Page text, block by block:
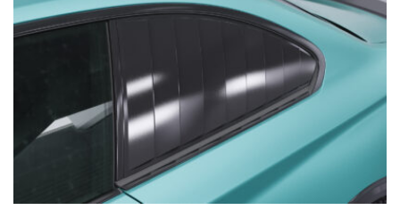
Ajouter
à la